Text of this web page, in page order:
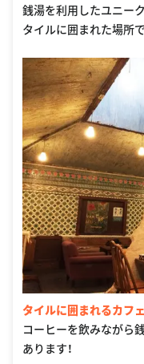
銭湯を利用したユニー
タイルに囲まれた場所
タイルに囲まれるカフェ
コーヒーを飲みながら
あります！